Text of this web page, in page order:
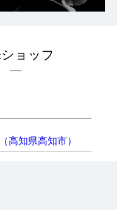
高知県高知市）